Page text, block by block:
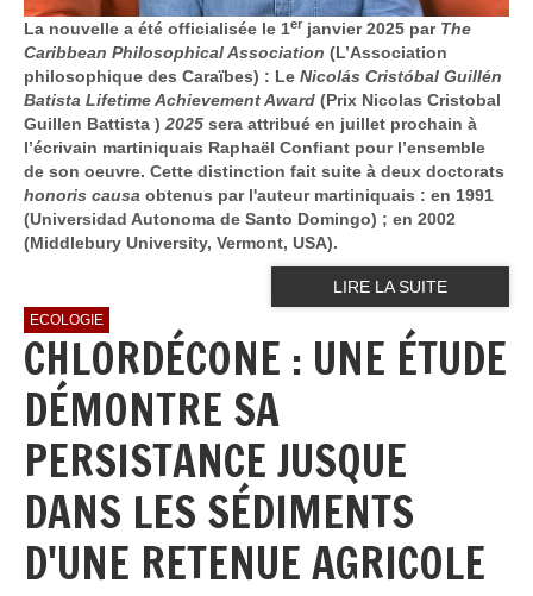
La nouvelle a été officialisée le 1er janvier 2025 par The
Caribbean Philosophical Association (L’Association
philosophique des Caraïbes) : Le Nicolás Cristóbal Guillén
Batista Lifetime Achievement Award (Prix Nicolas Cristobal
Guillen Battista ) 2025 sera attribué en juillet prochain à
l’écrivain martiniquais Raphaël Confiant pour l’ensemble
de son oeuvre. Cette distinction fait suite à deux doctorats
honoris causa obtenus par l'auteur martiniquais : en 1991
(Universidad Autonoma de Santo Domingo) ; en 2002
(Middlebury University, Vermont, USA).
LIRE LA SUITE
ECOLOGIE
CHLORDÉCONE : UNE ÉTUDE
DÉMONTRE SA
PERSISTANCE JUSQUE
DANS LES SÉDIMENTS
D'UNE RETENUE AGRICOLE